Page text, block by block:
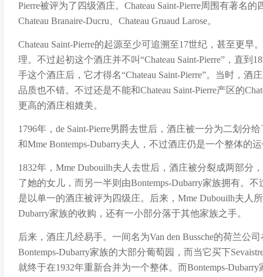
Pierre被评为了四级酒庄。Chateau Saint-Pierre周围有著名的
Chateau Branaire-Ducru、Chateau Gruaud Larose。
Chateau Saint-Pierre的起源至少可追溯至17世纪，甚至更早
理。不过起初这个酒庄并不叫“Chateau Saint-Pierre”，直到
手这个酒庄后，它才得名“Chateau Saint-Pierre”。当时，酒
品质也不错。不过还是不能和Chateau Saint-Pierre产区的
更高的酒庄相媲美。
1796年，de Saint-Pierre男爵去世后，酒庄被一分为二划分
和Mme Bontemps-Dubarry夫人，不过酒庄仍是一个整体的
1832年，Mme Dubouilh夫人去世后，酒庄被分裂成两部分
了她的女儿，而另一半则由Bontemps-Dubarry家族拥有。
是以单一的酒庄被评为四级庄。后来，Mme Dubouilh夫人
Dubarry家族的收购，还有一小部分落于其他家族之手。
后来，酒庄几经易手。一间名为Van den Bussche的荷兰公
Bontemps-Dubarry家族的大部分葡萄园，而当它买下
就终于在1932年重新合并为一个整体。而Bontemps-